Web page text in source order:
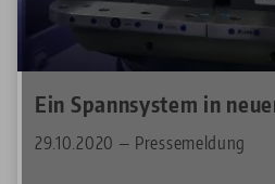
Ein Spannsystem in
29.10.2020 — Pressemeldung